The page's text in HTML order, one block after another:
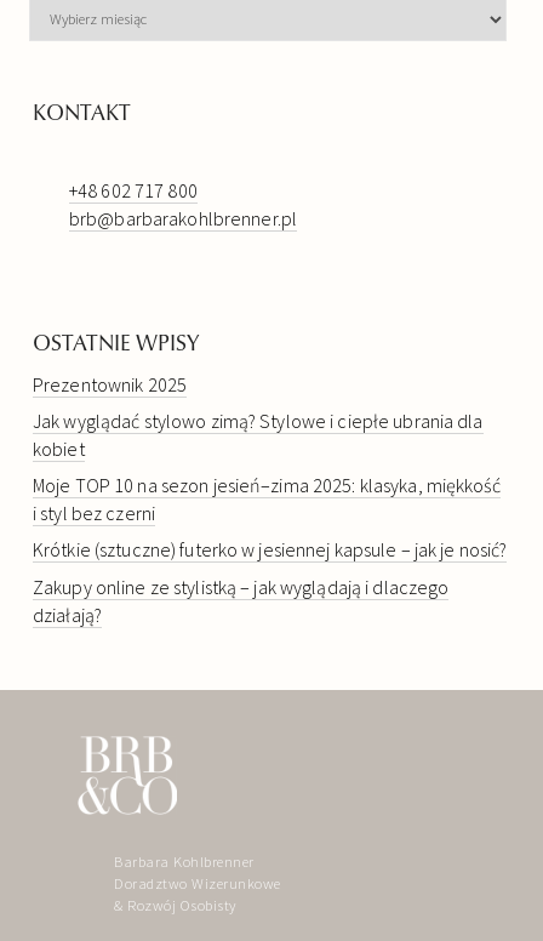
KONTAKT
+48 602 717 800
brb@barbarakohlbrenner.pl
OSTATNIE WPISY
Prezentownik 2025
Jak wyglądać stylowo zimą? Stylowe i ciepłe ubrania dla
kobiet
Moje TOP 10 na sezon jesień–zima 2025: klasyka, miękkość
i styl bez czerni
Krótkie (sztuczne) futerko w jesiennej kapsule – jak je nosić?
Zakupy online ze stylistką – jak wyglądają i dlaczego
działają?
Barbara Kohlbrenner
Doradztwo Wizerunkowe
& Rozwój Osobisty